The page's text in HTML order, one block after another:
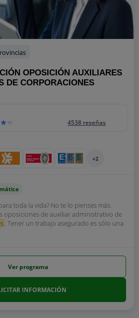
OPOSICIÓN AUXILIARES
DE CORPORACIONES
4538 reseñas
+2
toda la vida? No te lo pienses más.
oposiciones de auxiliar administrativo de
. Tener un trabajo asegurado es sólo una
Ver programa
INFORMACIÓN